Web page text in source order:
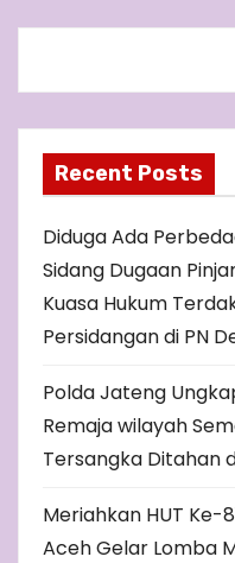
Recent Posts
Diduga Ada
Sidang Dugaan
Kuasa Hukum
Persidangan di PN
Polda Jateng
Remaja wilayah
Tersangka Ditahan
Meriahkan HUT Ke-
Aceh Gelar Lomba